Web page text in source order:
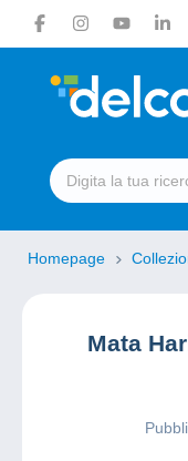
Homepage
Mata